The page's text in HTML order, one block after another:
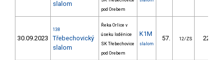
slalom
pod Orebem
30.09.2023
138
Třebechovický
slalom
Řeka Orlice v
úseku loděnice
SK Třebechovice
pod Orebem
K1M
slalom
57. 12/ZS 22.10